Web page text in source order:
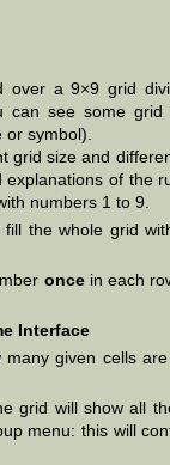
over a 9×9 grid
can see some
symbol).
grid size and
of the
numbers 1 to 9.
the whole grid
oncein each
Interface
given cells
grid will show all
menu: this will